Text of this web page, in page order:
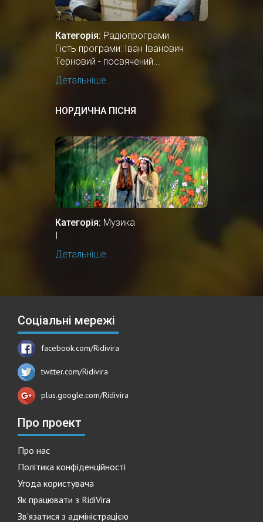
Категорія: Радіопрограми
Гість програми: Іван Іванович
Терновий - посвячений...
Детальніше...
НОРДИЧНА ПІСНЯ
Категорія: Музика
Детальніше...
Соціальні мережі
facebook.com/Ridivira
twitter.com/Ridivira
plus.google.com/Ridivira
Про проект
Про нас
Політика конфіденційності
Угода користувача
Як працювати з RidiVira
Зв'язатися з адміністрацією